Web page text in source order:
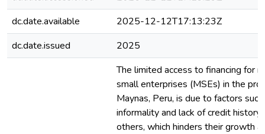
dc.date.available
2025-12-12T17:13:23Z
dc.date.issued
2025
The limited access to financing for
small enterprises (MSEs) in the
Maynas, Peru, is due to factors
informality and lack of credit history,
others, which hinders their growth